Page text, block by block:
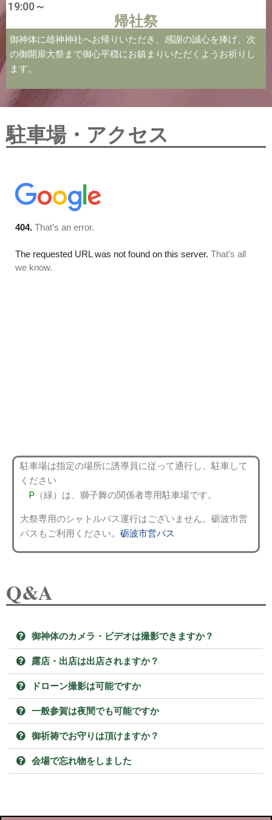
19:00～
帰社祭
御神体に雄神神社へお帰りいただき、感謝の誠心を捧げ、次
の御開扉大祭まで御心平穏にお鎮まりいただくようお祈りし
ます。
駐車場・アクセス
駐車場は指定の場所に誘導員に従って通行し、駐車して
ください
P （緑）は、獅子舞の関係者専用駐車場です。
大祭専用のシャトルバス運行はございません。砺波市営
バスもご利用ください。 砺波市営バス
Q&A
御神体のカメラ・ビデオは撮影できますか？
露店・出店は出店されますか？
ドローン撮影は可能ですか
一般参賀は夜間でも可能ですか
御祈祷でお守りは頂けますか？
会場で忘れ物をしました